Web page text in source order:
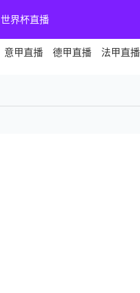
世界杯直播
意甲直播 德甲直播 法甲直播